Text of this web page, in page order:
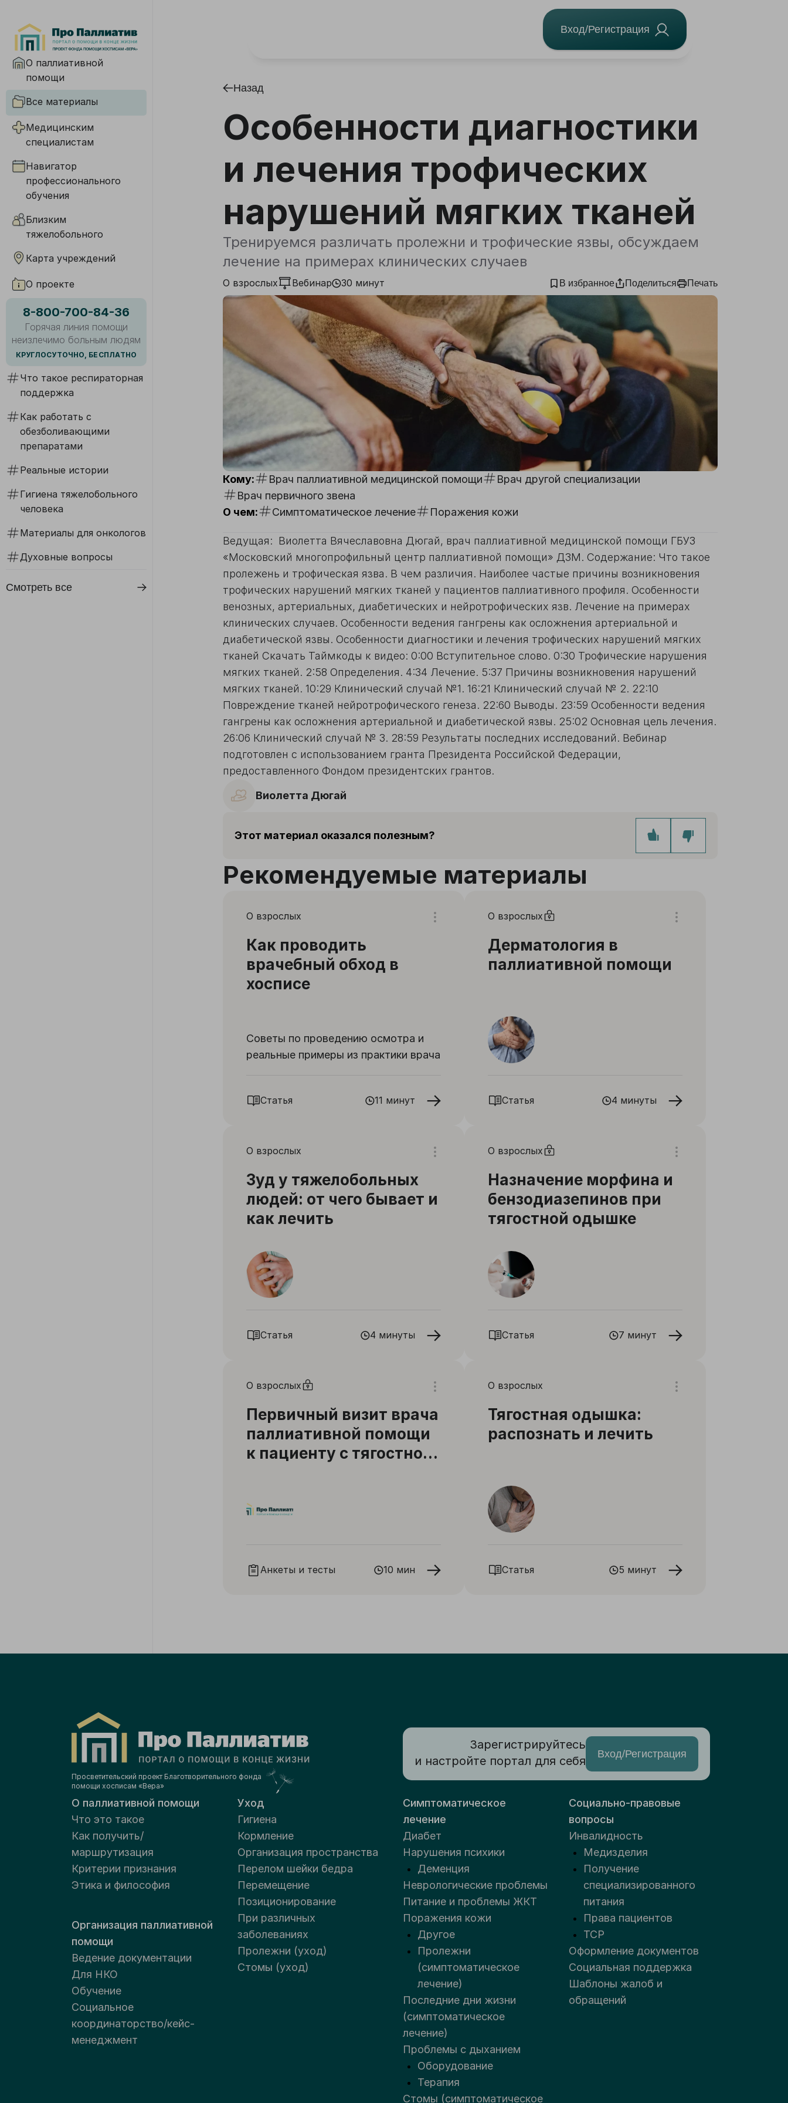
Вход/Регистрация
О паллиативной
помощи
Все материалы
Медицинским
специалистам
Навигатор
профессионального
обучения
Близким
тяжелобольного
Карта учреждений
О проекте
8-800-700-84-36
Горячая линия помощи
неизлечимо больным людям
КРУГЛОСУТОЧНО, БЕСПЛАТНО
Что такое респираторная
поддержка
Как работать с
обезболивающими
препаратами
Реальные истории
Гигиена тяжелобольного
человека
Материалы для онкологов
Духовные вопросы
Смотреть все
Назад
Особенности диагностики
и лечения трофических
нарушений мягких тканей
Тренируемся различать пролежни и трофические язвы, обсуждаем
лечение на примерах клинических случаев
О взрослых Вебинар 30 минут В избранное Поделиться Печать
Кому: Врач паллиативной медицинской помощи
Врач другой специализации
Врач первичного звена
О чем:
Симптоматическое лечение Поражения кожи
Ведущая: Виолетта Вячеславовна Дюгай, врач паллиативной медицинской помощи ГБУЗ
«Московский многопрофильный центр паллиативной помощи» ДЗМ. Содержание: Что такое
пролежень и трофическая язва. В чем различия. Наиболее частые причины возникновения
трофических нарушений мягких тканей у пациентов паллиативного профиля. Особенности
венозных, артериальных, диабетических и нейротрофических язв. Лечение на примерах
клинических случаев. Особенности ведения гангрены как осложнения артериальной и
диабетической язвы. Особенности диагностики и лечения трофических нарушений мягких
тканей Скачать Таймкоды к видео: 0:00 Вступительное слово. 0:30 Трофические нарушения
мягких тканей. 2:58 Определения. 4:34 Лечение. 5:37 Причины возникновения нарушений
мягких тканей. 10:29 Клинический случай №1. 16:21 Клинический случай № 2. 22:10
Повреждение тканей нейротрофического генеза. 22:60 Выводы. 23:59 Особенности ведения
гангрены как осложнения артериальной и диабетической язвы. 25:02 Основная цель лечения.
26:06 Клинический случай № 3. 28:59 Результаты последних исследований. Вебинар
подготовлен с использованием гранта Президента Российской Федерации,
предоставленного Фондом президентских грантов.
Виолетта Дюгай
Этот материал оказался полезным?
Рекомендуемые материалы
О взрослых
Как проводить
врачебный обход в
хосписе
Советы по проведению осмотра и
реальные примеры из практики врача
Статья 11 минут
О взрослых
Дерматология в
паллиативной помощи
Статья 4 минуты
О взрослых
Зуд у тяжелобольных
людей: от чего бывает и
как лечить
Статья 4 минуты
О взрослых
Назначение морфина и
бензодиазепинов при
тягостной одышке
Статья 7 минут
О взрослых
Первичный визит врача
паллиативной помощи
к пациенту с тягостной
Анкеты и тесты 10 мин
О взрослых
Тягостная одышка:
распознать и лечить
Статья 5 минут
Просветительский проект Благотворительного фонда
помощи хосписам «Вера»
Зарегистрируйтесь
и настройте портал для себя
Вход/Регистрация
О паллиативной помощи
Что это такое
Как получить/
маршрутизация
Критерии признания
Этика и философия
Организация паллиативной
помощи
Ведение документации
Для НКО
Обучение
Социальное
координаторство/кейс-
менеджмент
Уход
Гигиена
Кормление
Организация пространства
Перелом шейки бедра
Перемещение
Позиционирование
При различных
заболеваниях
Пролежни (уход)
Стомы (уход)
Симптоматическое
лечение
Диабет
Нарушения психики
Деменция
Неврологические проблемы
Питание и проблемы ЖКТ
Поражения кожи
Другое
Пролежни
(симптоматическое
лечение)
Последние дни жизни
(симптоматическое
лечение)
Проблемы с дыханием
Оборудование
Терапия
Стомы (симптоматическое
Социально-правовые
вопросы
Инвалидность
Медизделия
Получение
специализированного
питания
Права пациентов
ТСР
Оформление документов
Социальная поддержка
Шаблоны жалоб и
обращений